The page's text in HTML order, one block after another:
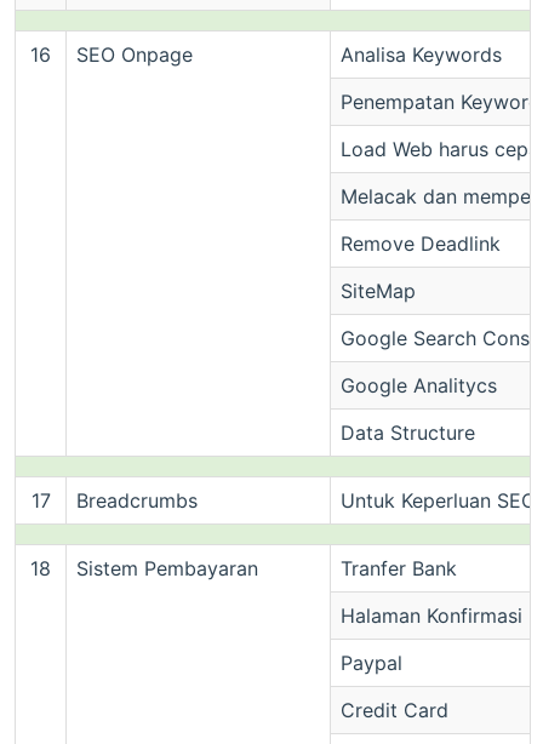
16 SEO Onpage
Analisa Keywords
Penempatan Keyword
Load Web harus
Melacak dan
Remove Deadlink
SiteMap
Google Search
Google Analitycs
Data Structure
17 Breadcrumbs Untuk Keperluan
18 Sistem Pembayaran
Tranfer Bank
Halaman Konfirmasi
Paypal
Credit Card